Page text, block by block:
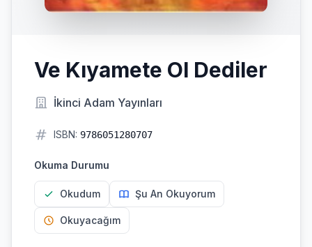
Ve Kıyamete Ol Dediler
İkinci Adam Yayınları
ISBN: 9786051280707
Okuma Durumu
Okudum Şu An Okuyorum
Okuyacağım